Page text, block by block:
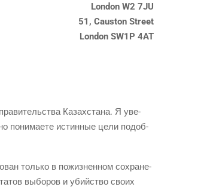
London W2 7JU
51, Causton Street
London SW1P 4AT
Казах­ста­на. Я уве­
пони­ма­е­те истин­ные цели подоб­
толь­ко в пожиз­нен­ном сохра­не­
выбо­ров и убий­ство сво­их